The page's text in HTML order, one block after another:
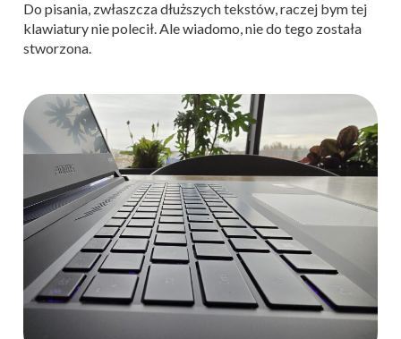
Do pisania, zwłaszcza dłuższych tekstów, raczej bym tej
klawiatury nie polecił. Ale wiadomo, nie do tego została
stworzona.